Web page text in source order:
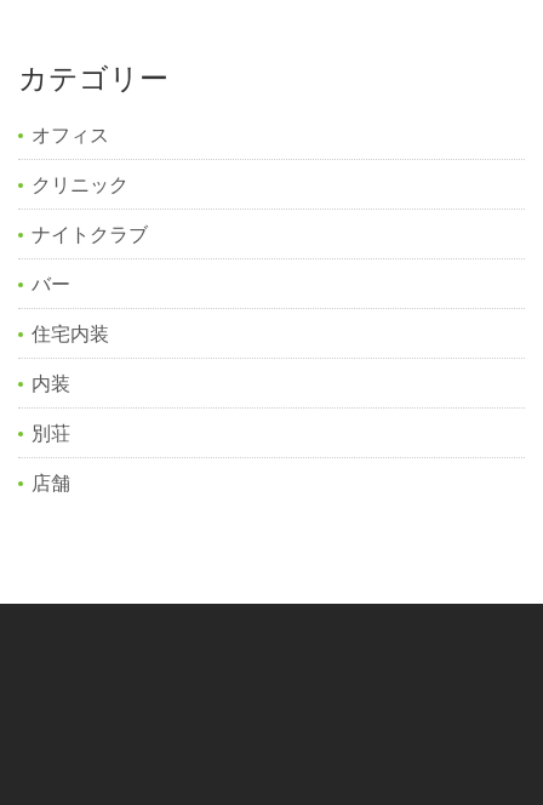
カテゴリー
オフィス
クリニック
ナイトクラブ
バー
住宅内装
内装
別荘
店舗